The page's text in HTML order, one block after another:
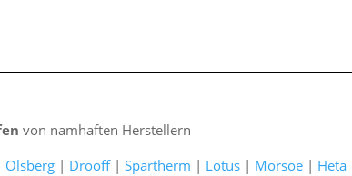
von namhaften Herstellern
Olsberg | Drooff|Spartherm | Lotus | Morsoe | Heta